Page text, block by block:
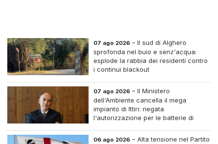
07 ago 2026 -Il sud di Alghero
sprofonda nel buio e senz'acqua:
esplode la rabbia dei residenti contro
i continui blackout
07 ago 2026 -Il Ministero
dell'Ambiente cancella il mega
impianto di Ittiri: negata
l'autorizzazione per le batterie di
06 ago 2026 -Alta tensione nel Partito